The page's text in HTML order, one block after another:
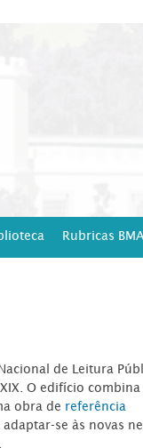
Rubricas
de Leitura
O edifício combina
obra de referência
se às novas